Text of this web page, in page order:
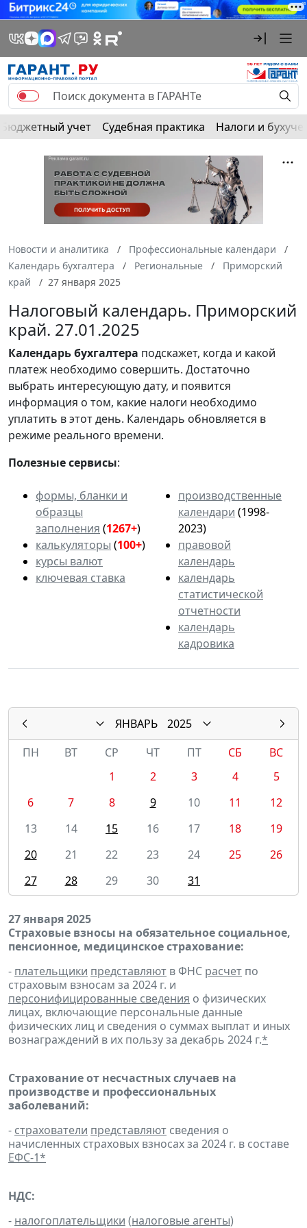
Бюджетный учет Судебная практика Налоги и
Новости и аналитика
Профессиональные календари
Календарь бухгалтера
Региональные
Приморский
край
27 января 2025
Налоговый календарь. Приморский
край. 27.01.2025
Календарьбухгалтера подскажет, когда и какой
платеж необходимо совершить. Достаточно
выбрать интересующую дату, и появится
информация о том, какие налоги необходимо
уплатить в этот день. Календарь обновляется в
режиме реального времени.
Полезные сервисы:
формы, бланки и
образцы
заполнения (1267+)
калькуляторы (100+)
курсы валют
ключевая ставка
производственные
календари (1998-
2023)
правовой
календарь
календарь
статистической
отчетности
календарь
кадровика
ЯНВАРЬ
2025
ПН
ВТ СР ЧТ ПТ СБ
ВС
1
2 3 4
5
6
7 8 9 10 11
12
13
14 15 16 17 18
19
20
21 22 23 24 25
26
27
28 29 30 31
27 января 2025
Страховые взносы на обязательное социальное,
пенсионное, медицинское страхование:
- плательщики представляют в ФНС расчет по
страховым взносам за 2024 г. и
персонифицированные сведения о физических
лицах, включающие персональные данные
физических лиц и сведения о суммах выплат и иных
вознаграждений в их пользу за декабрь 2024 г.*
Страхование от несчастных случаев на
производстве и профессиональных
заболеваний:
- страхователи представляют сведения о
начисленных страховых взносах за 2024 г. в составе
ЕФС-1*
НДС:
- налогоплательщики (налоговые агенты)